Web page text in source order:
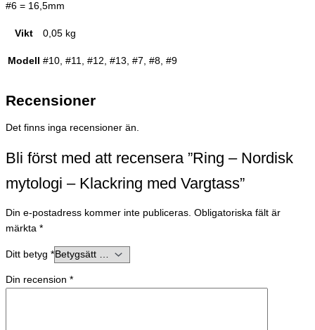
#6 = 16,5mm
Vikt 0,05 kg
Modell #10, #11, #12, #13, #7, #8, #9
Recensioner
Det finns inga recensioner än.
Bli först med att recensera ”Ring – Nordisk
mytologi – Klackring med Vargtass”
Din e-postadress kommer inte publiceras. Obligatoriska fält är
märkta *
Ditt betyg *
Din recension *